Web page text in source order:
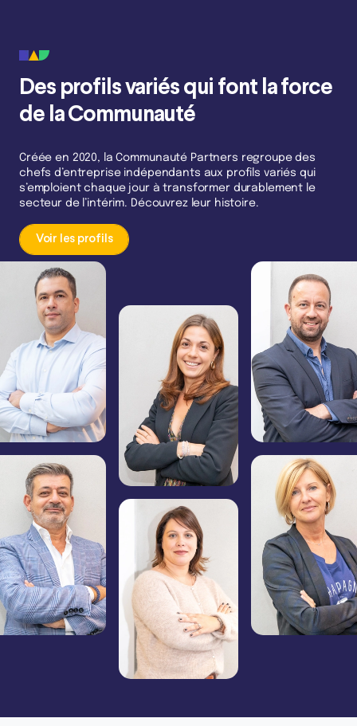
Des profils variés qui font la force
de la Communauté
Créée en 2020, la Communauté Partners regroupe des
chefs d’entreprise indépendants aux profils variés qui
s’emploient chaque jour à transformer durablement le
secteur de l’intérim. Découvrez leur histoire.
Voir les profils